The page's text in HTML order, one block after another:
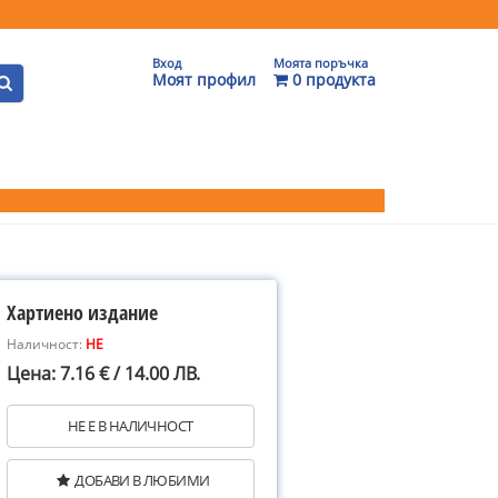
Вход
Моят профил
Моята поръчка
0 продукта
Хартиено издание
Наличност: НЕ
Цена: 7.16 € / 14.00 ЛВ.
НЕ Е В НАЛИЧНОСТ
ДОБАВИ В ЛЮБИМИ